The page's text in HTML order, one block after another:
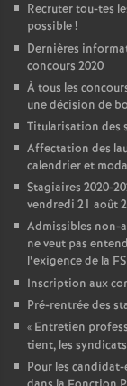
Recruter tou-tes
possible!
Dernières
concours 2020
À tous les
une décision de
Titularisation des
Affectation des
calendrier et
Stagiaires 2020-
vendredi 21 août
Admissibles non-
ne veut pas
l’exigence de la
Inscription aux
Pré-rentrée des
« Entretien
tient, les
Pour les